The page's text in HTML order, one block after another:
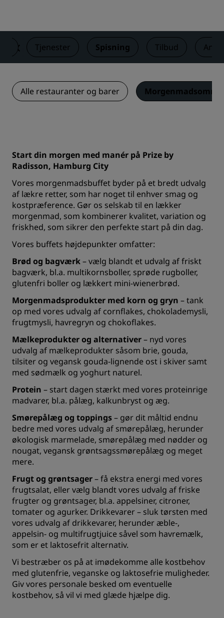
Tjenester Spisning Tilbud
Alle restauranter og barer
Start din morgen med manér på Prize by
Radisson, Hamburg City
Vores morgenmadsbuffet byder på et bredt udvalg
af lækre retter, som har noget til enhver smag og
kostpræference. Gør os selskab til en lækker
morgenmad, som kombinerer kvalitet, variation og
friskhed, som sikrer den perfekte start på din dag.
Vores buffets højdepunkter omfatter:
Brød og bagværk– vælg blandt et udvalg af friskt
bagværk, bl.a. multikornsboller, sprøde rugboller,
glutenfri boller og lækkert mini-wienerbrød.
Morgenmadsprodukter med korn og gryn – tank
op med vores udvalg af cornflakes, chokolademysli,
frugtmysli, havregryn og chokoflakes.
Mælkeprodukter og alternativer– nyd vores
udvalg af mælkeprodukter såsom brie, gouda,
tilsiter og vegansk gouda-lignende ost i skiver samt
med sødmælk og yoghurt naturel.
Protein – start dagen stærkt med vores proteinrige
madvarer, bl.a. pålæg, kalkunbryst og æg.
Smørepålæg og toppings– gør dit måltid endnu
bedre med vores udvalg af smørepålæg, herunder
økologisk marmelade, smørepålæg med nødder og
nougat, vegansk grøntsagssmørepålæg og meget
mere.
Frugt og grøntsager– få ekstra energi med vores
frugtsalat, eller vælg blandt vores udvalg af friske
frugter og grøntsager, bl.a. appelsiner, citroner,
tomater og agurker. Drikkevarer – sluk tørsten med
vores udvalg af drikkevarer, herunder æble-,
appelsin- og multifrugtjuice såvel som havremælk,
som er et laktosefrit alternativ.
Vi bestræber os på at imødekomme alle kostbehov
med glutenfrie, veganske og laktosefrie muligheder.
Giv vores personale besked om eventuelle
kostbehov, så vil vi med glæde hjælpe dig.